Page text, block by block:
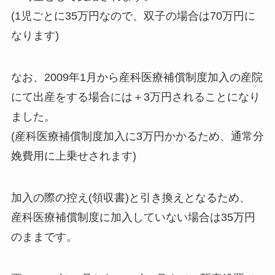
(1児ごとに35万円なので、双子の場合は70万円に
なります)
なお、2009年1月から産科医療補償制度加入の産院
にて出産をする場合には＋3万円されることになり
ました。
(産科医療補償制度加入に3万円かかるため、通常分
娩費用に上乗せされます)
加入の際の控え(領収書)と引き換えとなるため、
産科医療補償制度に加入していない場合は35万円
のままです。